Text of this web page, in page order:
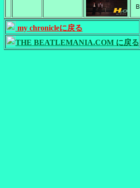
Ｂ
my chronicleに戻る
THE BEATLEMANIA.COM に戻る